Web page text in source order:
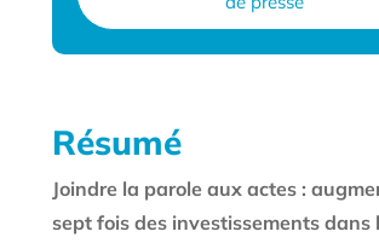
Résumé
Joindre la parole aux actes :
sept fois des investissements dans